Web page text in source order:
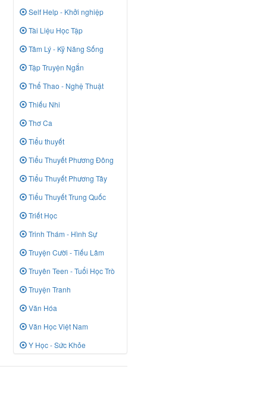
Self Help - Khởi nghiệp
Tài Liệu Học Tập
Tâm Lý - Kỹ Năng Sống
Tập Truyện Ngắn
Thể Thao - Nghệ Thuật
Thiếu Nhi
Thơ Ca
Tiểu thuyết
Tiểu Thuyết Phương Đông
Tiểu Thuyết Phương Tây
Tiểu Thuyết Trung Quốc
Triết Học
Trinh Thám - Hình Sự
Truyện Cười - Tiếu Lâm
Truyên Teen - Tuổi Học Trò
Truyện Tranh
Văn Hóa
Văn Học Việt Nam
Y Học - Sức Khỏe